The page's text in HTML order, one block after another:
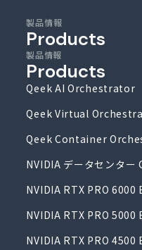
Products
製品情報
Products
製品情報
Qeek AI Orchestrator
Qeek Virtual
Qeek Container
NVIDIA データセンター
NVIDIA RTX PRO
NVIDIA RTX PRO
NVIDIA RTX PRO